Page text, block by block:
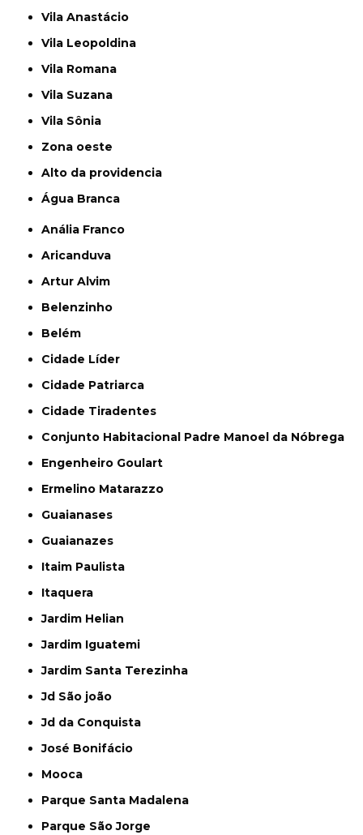
Vila Anastácio
Vila Leopoldina
Vila Romana
Vila Suzana
Vila Sônia
Zona oeste
alto da providencia
Água Branca
Anália Franco
Aricanduva
Artur Alvim
Belenzinho
Belém
Cidade Líder
Cidade Patriarca
Cidade Tiradentes
Conjunto Habitacional Padre Manoel da Nóbrega
Engenheiro Goulart
Ermelino Matarazzo
Guaianases
Guaianazes
Itaim Paulista
Itaquera
Jardim Helian
Jardim Iguatemi
Jardim Santa Terezinha
Jd São joão
Jd da Conquista
José Bonifácio
Mooca
Parque Santa Madalena
Parque São Jorge